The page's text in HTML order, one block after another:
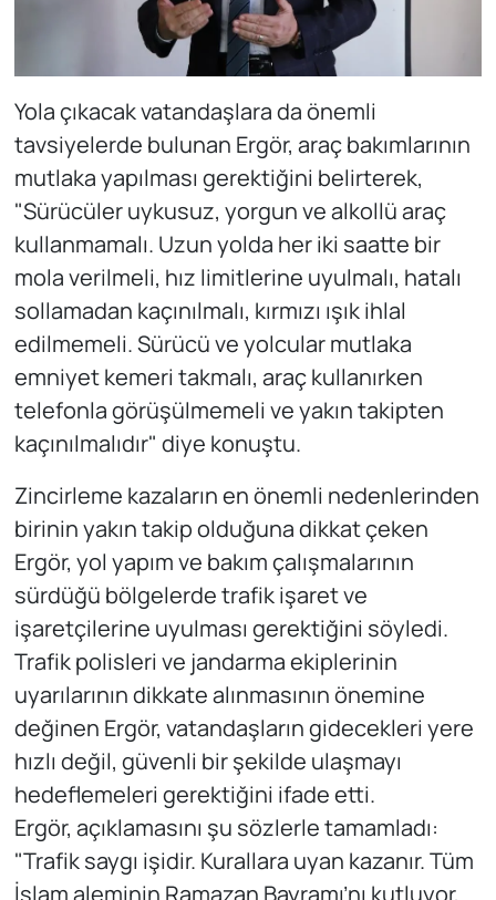
Yola çıkacak vatandaşlara da önemli
tavsiyelerde bulunan Ergör, araç bakımlarının
mutlaka yapılması gerektiğini belirterek,
"Sürücüler uykusuz, yorgun ve alkollü araç
kullanmamalı. Uzun yolda her iki saatte bir
mola verilmeli, hız limitlerine uyulmalı, hatalı
sollamadan kaçınılmalı, kırmızı ışık ihlal
edilmemeli. Sürücü ve yolcular mutlaka
emniyet kemeri takmalı, araç kullanırken
telefonla görüşülmemeli ve yakın takipten
kaçınılmalıdır" diye konuştu.
Zincirleme kazaların en önemli nedenlerinden
birinin yakın takip olduğuna dikkat çeken
Ergör, yol yapım ve bakım çalışmalarının
sürdüğü bölgelerde trafik işaret ve
işaretçilerine uyulması gerektiğini söyledi.
Trafik polisleri ve jandarma ekiplerinin
uyarılarının dikkate alınmasının önemine
değinen Ergör, vatandaşların gidecekleri yere
hızlı değil, güvenli bir şekilde ulaşmayı
hedeflemeleri gerektiğini ifade etti.
Ergör, açıklamasını şu sözlerle tamamladı:
"Trafik saygı işidir. Kurallara uyan kazanır. Tüm